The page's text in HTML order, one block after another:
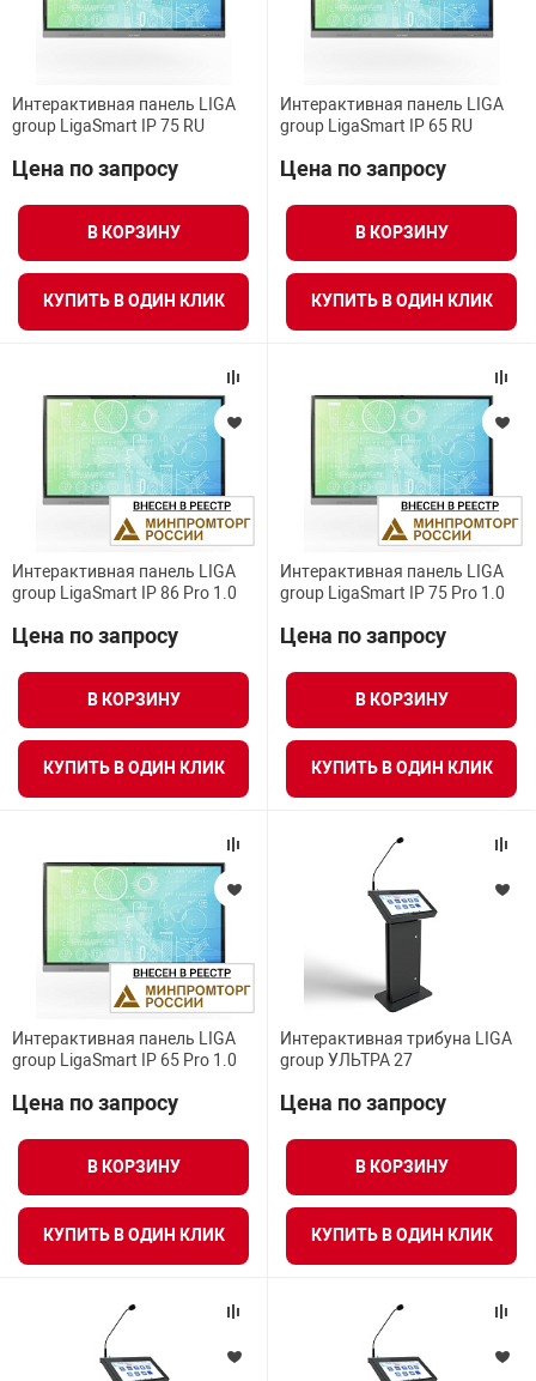
Интерактивная панель LIGA
group LigaSmart IP 75 RU
Цена по запросу
В КОРЗИНУ
КУПИТЬ В ОДИН КЛИК
Интерактивная панель LIGA
group LigaSmart IP 65 RU
Цена по запросу
В КОРЗИНУ
КУПИТЬ В ОДИН КЛИК
Интерактивная панель LIGA
group LigaSmart IP 86 Pro 1.0
Цена по запросу
В КОРЗИНУ
КУПИТЬ В ОДИН КЛИК
Интерактивная панель LIGA
group LigaSmart IP 75 Pro 1.0
Цена по запросу
В КОРЗИНУ
КУПИТЬ В ОДИН КЛИК
Интерактивная панель LIGA
group LigaSmart IP 65 Pro 1.0
Цена по запросу
В КОРЗИНУ
КУПИТЬ В ОДИН КЛИК
Интерактивная трибуна LIGA
group УЛЬТРА 27
Цена по запросу
В КОРЗИНУ
КУПИТЬ В ОДИН КЛИК